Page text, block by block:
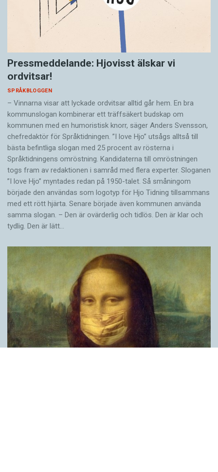
Pressmeddelande: Hjovisst älskar vi
ordvitsar!
SPRÅKBLOGGEN
– Vinnarna visar att lyckade ordvitsar alltid går hem. En bra
kommunslogan kombinerar ett träffsäkert budskap om
kommunen med en humoristisk knorr, säger Anders Svensson,
chefredaktör för Språktidningen. ”I love Hjo” utsågs alltså till
bästa befintliga slogan med 25 procent av rösterna i
Språktidningens omröstning. Kandidaterna till omröstningen
togs fram av redaktionen i samråd med flera experter. Sloganen
”I love Hjo” myntades redan på 1950-talet. Så småningom
började den användas som logotyp för Hjo Tidning tillsammans
med ett rött hjärta. Senare började även kommunen använda
samma slogan. – Den är ovärderlig och tidlös. Den är klar och
tydlig. Den är lätt…